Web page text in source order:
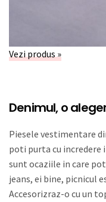
Vezi produs »
Denimul, o
Piesele vestimentare
poti purta cu incredere
sunt ocaziile in care
jeans, ei bine, picnicul
Accesorizraz-o cu un